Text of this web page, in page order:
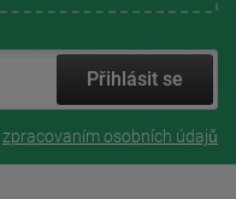
Přihlásit se
zpracovaním osobních údajů